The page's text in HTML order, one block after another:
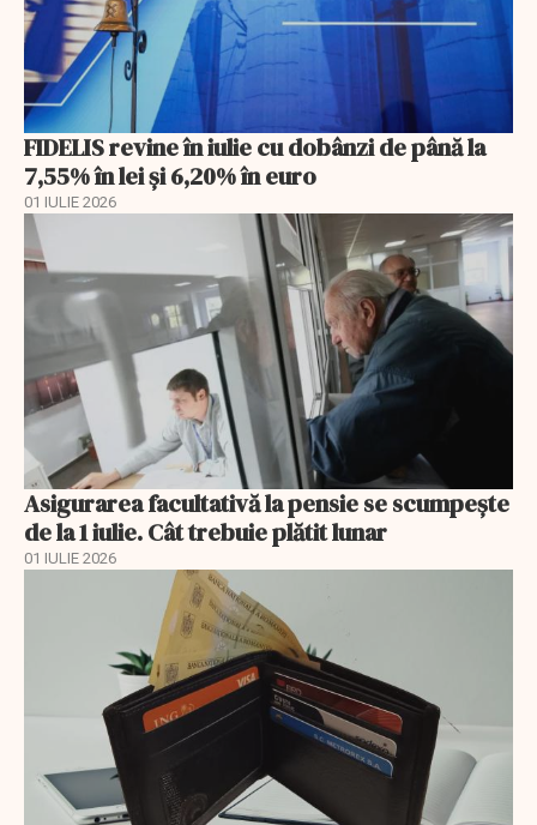
FIDELIS revine în iulie cu dobânzi de până la
7,55% în lei și 6,20% în euro
01 IULIE 2026
Asigurarea facultativă la pensie se scumpește
de la 1 iulie. Cât trebuie plătit lunar
01 IULIE 2026